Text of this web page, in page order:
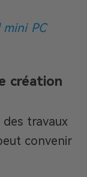
mini PC
création
des travaux
convenir